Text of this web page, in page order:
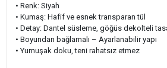
• Renk: Siyah
• Kumaş: Hafif ve esnek transparan tül
• Detay: Dantel süsleme, göğüs dekolteli
• Boyundan bağlamalı – Ayarlanabilir yapı
• Yumuşak doku, teni rahatsız etmez